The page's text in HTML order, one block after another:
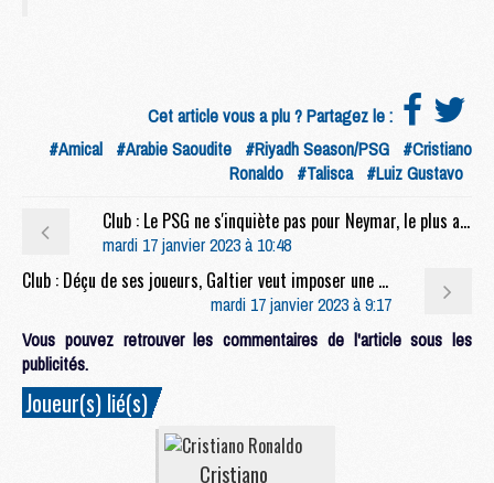
Cet article vous a plu ? Partagez le :
#Amical #Arabie Saoudite #Riyadh Season/PSG #Cristiano
Ronaldo #Talisca #Luiz Gustavo
Club : Le PSG ne s'inquiète pas pour Neymar, le plus affecté par le Mondial
mardi 17 janvier 2023 à 10:48
Club : Déçu de ses joueurs, Galtier veut imposer une remise à niveau physique
mardi 17 janvier 2023 à 9:17
Vous pouvez retrouver les commentaires de l'article sous les
publicités.
Joueur(s) lié(s)
Cristiano